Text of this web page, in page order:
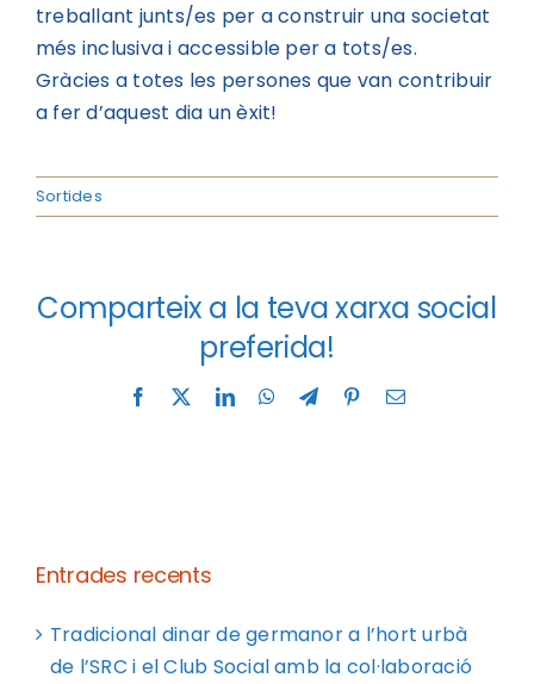
treballant junts/es per a construir una societat
més inclusiva i accessible per a tots/es.
Gràcies a totes les persones que van contribuir
a fer d’aquest dia un èxit!
Sortides
Comparteix a la teva xarxa social
preferida!
Facebook LinkedInWhatsApp
TelegramPinterestEmail
Entrades recents
Tradicional dinar de germanor a l’hort urbà
de l’SRC i el Club Social amb la col·laboració